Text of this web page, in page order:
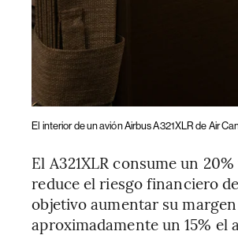
El interior de un avión Airbus A321XLR de Air
El A321XLR consume un
reduce el riesgo financiero
objetivo aumentar su
aproximadamente un 15% el